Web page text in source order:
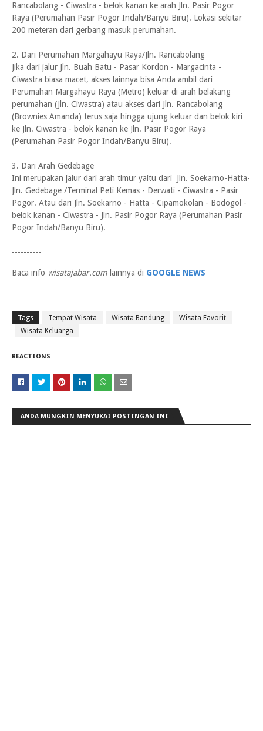
Rancabolang - Ciwastra - belok kanan ke arah Jln. Pasir Pogor
Raya (Perumahan Pasir Pogor Indah/Banyu Biru). Lokasi sekitar
200 meteran dari gerbang masuk perumahan.
2. Dari Perumahan Margahayu Raya/Jln. Rancabolang
Jika dari jalur Jln. Buah Batu - Pasar Kordon - Margacinta -
Ciwastra biasa macet, akses lainnya bisa Anda ambil dari
Perumahan Margahayu Raya (Metro) keluar di arah belakang
perumahan (Jln. Ciwastra) atau akses dari Jln. Rancabolang
(Brownies Amanda) terus saja hingga ujung keluar dan belok kiri
ke Jln. Ciwastra - belok kanan ke Jln. Pasir Pogor Raya
(Perumahan Pasir Pogor Indah/Banyu Biru).
3. Dari Arah Gedebage
Ini merupakan jalur dari arah timur yaitu dari Jln. Soekarno-Hatta-
Jln. Gedebage /Terminal Peti Kemas - Derwati - Ciwastra - Pasir
Pogor. Atau dari Jln. Soekarno - Hatta - Cipamokolan - Bodogol -
belok kanan - Ciwastra - Jln. Pasir Pogor Raya (Perumahan Pasir
Pogor Indah/Banyu Biru).
----------
Baca info wisatajabar.com lainnya di GOOGLE NEWS
Tags Tempat Wisata Wisata Bandung
Wisata Favorit
Wisata Keluarga
REACTIONS
ANDA MUNGKIN MENYUKAI POSTINGAN INI